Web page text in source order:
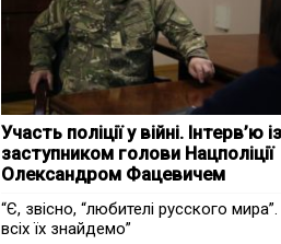
Участь поліції у війні. Інтерв’ю із
заступником голови Нацполіції
Олександром Фацевичем
“Є, звісно, “любителі русского
всіх їх знайдемо”